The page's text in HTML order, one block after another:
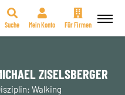
Suche Mein Konto Für Firmen
ZISELSBERGER
Walking